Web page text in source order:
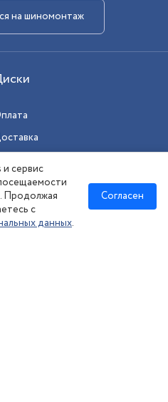
хранение
на шиномонтаж
сервис
Продолжая
с
данных.
Согласен